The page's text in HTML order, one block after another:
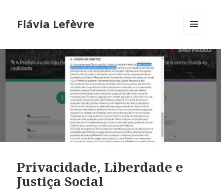
Flávia Lefèvre
WIDGETS
Privacidade, Liberdade e
Justiça Social